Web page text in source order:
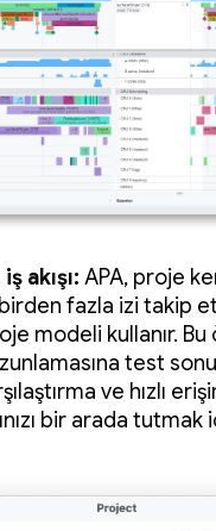
akışı: APA, proje
fazla izi takip
modeli kullanır.
test
ve hızlı
bir arada tutmak